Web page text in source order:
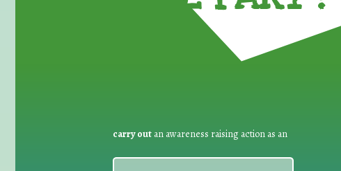
carry out an awareness raising action as an